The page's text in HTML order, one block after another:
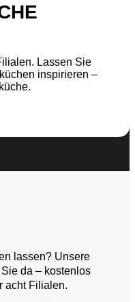
Lassen Sie
inspirieren –
lassen? Unsere
da – kostenlos
acht Filialen.